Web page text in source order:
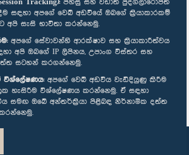
Tracking): පහසු සහ වඩාත් පුද්ගලාරෝපිත
සඳහා අපගේ වෙබ් අඩවියේ ඔබගේ ක්‍රියාකාරකම්
අපි සැසි භාවිතා කරන්නෙමු.
අපගේ සේවාවන්හි ආරක්ෂාව සහ ක්‍රියාකාරීත්වය
අපි ඔබගේ IP ලිපිනය, උපාංග විස්තර සහ
සටහන් කරගන්නෙමු.
විශ්ලේෂණය: අපගේ වෙබ් අඩවිය වැඩිදියුණු කිරීම
හැසිරීම විශ්ලේෂණය කරන්නෙමු. ඒ සඳහා
සමඟ ඔබේ අන්තර්ක්‍රියා පිළිබඳ නිර්නාමික දත්ත
: